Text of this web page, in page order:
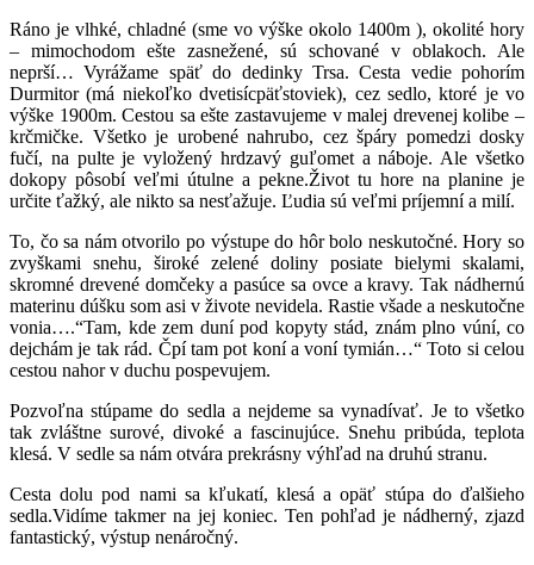
Ráno je vlhké, chladné (sme vo výške okolo 1400m ), okolité hory
– mimochodom ešte zasnežené, sú schované v oblakoch. Ale
neprší… Vyrážame späť do dedinky Trsa. Cesta vedie pohorím
Durmitor (má niekoľko dvetisícpäťstoviek), cez sedlo, ktoré je vo
výške 1900m. Cestou sa ešte zastavujeme v malej drevenej kolibe –
krčmičke. Všetko je urobené nahrubo, cez špáry pomedzi dosky
fučí, na pulte je vyložený hrdzavý guľomet a náboje. Ale všetko
dokopy pôsobí veľmi útulne a pekne.Život tu hore na planine je
určite ťažký, ale nikto sa nesťažuje. Ľudia sú veľmi príjemní a milí.
To, čo sa nám otvorilo po výstupe do hôr bolo neskutočné. Hory so
zvyškami snehu, široké zelené doliny posiate bielymi skalami,
skromné drevené domčeky a pasúce sa ovce a kravy. Tak nádhernú
materinu dúšku som asi v živote nevidela. Rastie všade a neskutočne
vonia….“Tam, kde zem duní pod kopyty stád, znám plno vúní, co
dejchám je tak rád. Čpí tam pot koní a voní tymián…“ Toto si celou
cestou nahor v duchu pospevujem.
Pozvoľna stúpame do sedla a nejdeme sa vynadívať. Je to všetko
tak zvláštne surové, divoké a fascinujúce. Snehu pribúda, teplota
klesá. V sedle sa nám otvára prekrásny výhľad na druhú stranu.
Cesta dolu pod nami sa kľukatí, klesá a opäť stúpa do ďalšieho
sedla.Vidíme takmer na jej koniec. Ten pohľad je nádherný, zjazd
fantastický, výstup nenáročný.